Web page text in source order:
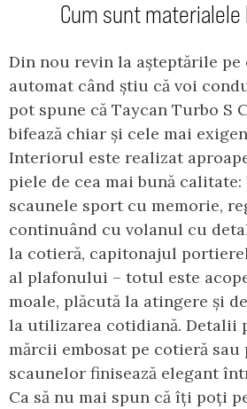
Cum sunt
Din nou revin la așteptările pe
automat când știu că voi
pot spune că Taycan Turbo S
bifează chiar și cele mai
Interiorul este realizat
piele de cea mai bună
scaunele sport cu memorie,
continuând cu volanul cu
la cotieră, capitonajul
al plafonului – totul este
moale, plăcută la atingere și
la utilizarea cotidiană. Detalii
mărcii embosat pe cotieră sau
scaunelor finisează elegant
Ca să nu mai spun că îți poți